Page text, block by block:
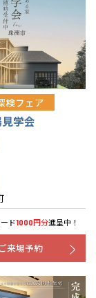
検フェア
学会
ド1000円分進呈中！
ご来場予約